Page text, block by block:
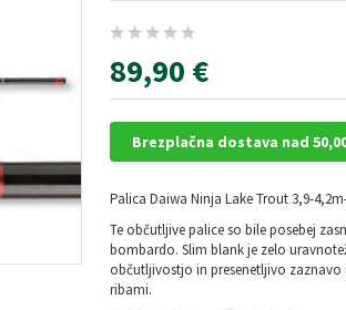
89,90 €
Brezplačna dostava nad
Palica Daiwa Ninja Lake Trout 3,9-
Te občutljive palice so bile posebej
bombardo. Slim blank je zelo
občutljivostjo in presenetljivo zaznavo
ribami.